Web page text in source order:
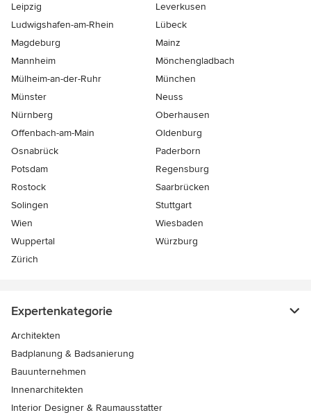
Leipzig
Leverkusen
Ludwigshafen-am-Rhein
Lübeck
Magdeburg
Mainz
Mannheim
Mönchen­gladbach
Mülheim-an-der-Ruhr
München
Münster
Neuss
Nürnberg
Oberhausen
Offenbach-am-Main
Oldenburg
Osnabrück
Paderborn
Potsdam
Regensburg
Rostock
Saarbrücken
Solingen
Stuttgart
Wien
Wiesbaden
Wuppertal
Würzburg
Zürich
Expertenkategorie
Architekten
Badplanung & Badsanierung
Bauunternehmen
Innenarchitekten
Interior Designer & Raumausstatter